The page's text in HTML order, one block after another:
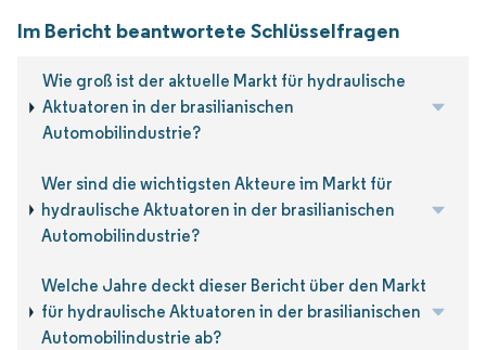
Im Bericht beantwortete Schlüsselfragen
Wie groß ist der aktuelle Markt für hydraulische
Aktuatoren in der brasilianischen
Automobilindustrie?
Wer sind die wichtigsten Akteure im Markt für
hydraulische Aktuatoren in der brasilianischen
Automobilindustrie?
Welche Jahre deckt dieser Bericht über den Markt
für hydraulische Aktuatoren in der brasilianischen
Automobilindustrie ab?